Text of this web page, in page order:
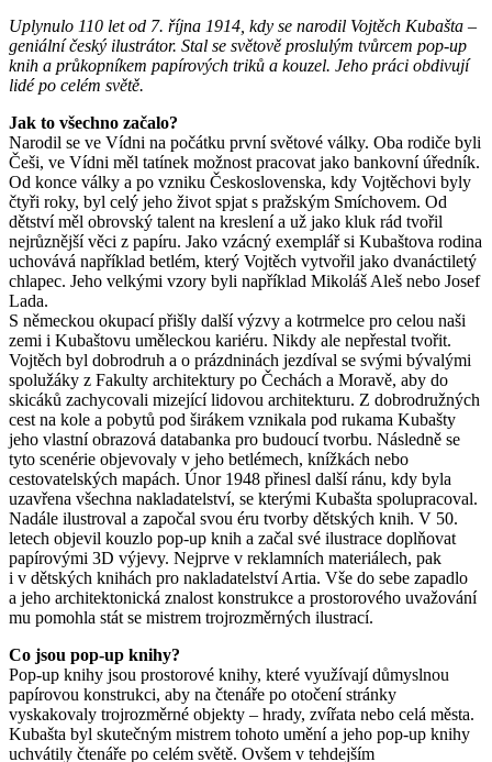
Uplynulo 110 let od 7. října 1914, kdy se narodil Vojtěch Kubašta –
geniální český ilustrátor. Stal se světově proslulým tvůrcem pop­‑up
knih a průkopníkem papírových triků a kouzel. Jeho práci obdivují
lidé po celém světě.
Jak to všechno začalo?
Narodil se ve Vídni na počátku první světové války. Oba rodiče byli
Češi, ve Vídni měl tatínek možnost pracovat jako bankovní úředník.
Od konce války a po vzniku Československa, kdy Vojtěchovi byly
čtyři roky, byl celý jeho život spjat s pražským Smíchovem. Od
dětství měl obrovský talent na kreslení a už jako kluk rád tvořil
nejrůznější věci z papíru. Jako vzácný exemplář si Kubaštova rodina
uchovává například betlém, který Vojtěch vytvořil jako dvanáctiletý
chlapec. Jeho velkými vzory byli například Mikoláš Aleš nebo Josef
Lada.
S německou okupací přišly další výzvy a kotrmelce pro celou naši
zemi i Kubaštovu uměleckou kariéru. Nikdy ale nepřestal tvořit.
Vojtěch byl dobrodruh a o prázdninách jezdíval se svými bývalými
spolužáky z Fakulty architektury po Čechách a Moravě, aby do
skicáků zachycovali mizející lidovou architekturu. Z dobrodružných
cest na kole a pobytů pod širákem vznikala pod rukama Kubašty
jeho vlastní obrazová databanka pro budoucí tvorbu. Následně se
tyto scenérie objevovaly v jeho betlémech, knížkách nebo
cestovatelských mapách. Únor 1948 přinesl další ránu, kdy byla
uzavřena všechna nakladatelství, se kterými Kubašta spolupracoval.
Nadále ilustroval a započal svou éru tvorby dětských knih. V 50.
letech objevil kouzlo pop­‑up knih a začal své ilustrace doplňovat
papírovými 3D výjevy. Nejprve v reklamních materiálech, pak
i v dětských knihách pro nakladatelství Artia. Vše do sebe zapadlo
a jeho architektonická znalost konstrukce a prostorového uvažování
mu pomohla stát se mistrem trojrozměrných ilustrací.
Co jsou pop­‑up knihy?
Pop­‑up knihy jsou prostorové knihy, které využívají důmyslnou
papírovou konstrukci, aby na čtenáře po otočení stránky
vyskakovaly trojrozměrné objekty – hrady, zvířata nebo celá města.
Kubašta byl skutečným mistrem tohoto umění a jeho pop­‑up knihy
uchvátily čtenáře po celém světě. Ovšem v tehdejším